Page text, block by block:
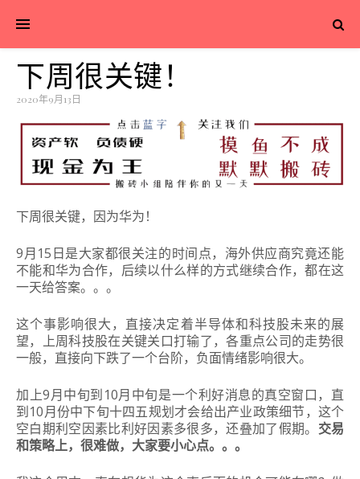
下周很关键！
2020年9月13日
下周很关键，因为华为！
9月15日是大家都很关注的时间点，海外供应商究竟还能
不能和华为合作，后续以什么样的方式继续合作，都在这
一天给答案。。。
这个事影响很大，直接决定着半导体和科技股未来的展
望，上周科技股在关键关口打输了，各重点公司的走势很
一般， 直接向下跌了一个台阶，负面情绪影响很大。
加上9月中旬到10月中旬是一个利好消息的真空窗口，直
到10月份中下旬十四五规划才会给出产业政策细节，这个
空白期利空因素比利好因素多很多，还叠加了假期。 交易
和策略上，很难做，大家要小心点。 。 。